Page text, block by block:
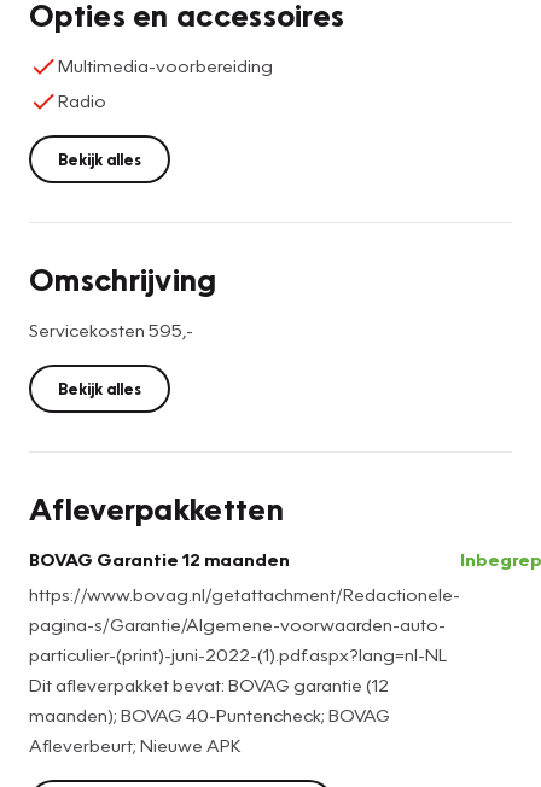
Opties en accessoires
Multimedia-voorbereiding
Radio
Bekijk alles
Omschrijving
Servicekosten 595,-
Bekijk alles
Afleverpakketten
BOVAG Garantie 12 maanden
https://www.bovag.nl/getattachment/Redactionele-
pagina-s/Garantie/Algemene-voorwaarden-auto-
particulier-(print)-juni-2022-(1).pdf.aspx?lang=nl-NL
Dit afleverpakket bevat: BOVAG garantie (12
maanden); BOVAG 40-Puntencheck; BOVAG
Afleverbeurt; Nieuwe APK